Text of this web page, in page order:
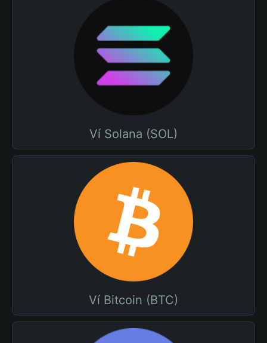
Ví Solana (SOL)
Ví Bitcoin (BTC)